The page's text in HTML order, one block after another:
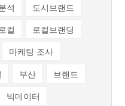
석
도시브랜드
컬
로컬브랜딩
마케팅 조사
부산
브랜드
빅데이터